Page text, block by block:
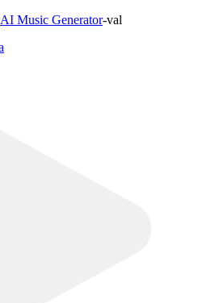
AI Music Generator-val